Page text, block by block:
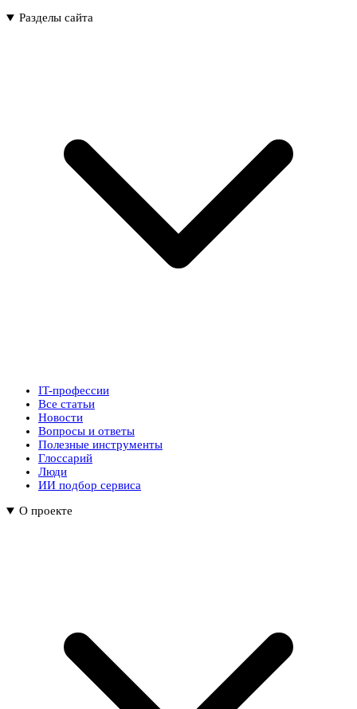
Разделы сайта
IT-профессии
Все статьи
Новости
Вопросы и ответы
Полезные инструменты
Глоссарий
Люди
ИИ подбор сервиса
О проекте